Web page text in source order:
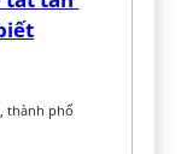
thành phố